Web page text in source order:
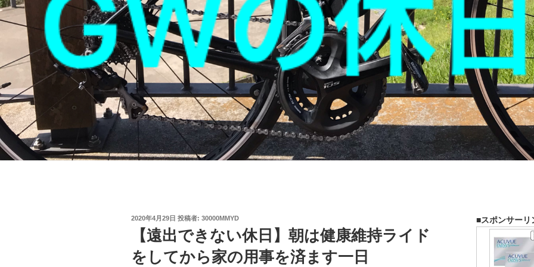
投
2020年4月29日 投稿者: 30000MMYD
【遠出できない休日】朝は健康維持ライド
をしてから家の用事を済ます一日
■スポンサーリ